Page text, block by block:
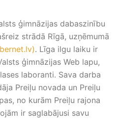
ģimnāzijas dabaszinību
strādā Rīgā, uzņēmumā
. Līga ilgu laiku ir
ģimnāzijas Web lapu,
laboranti. Sava darba
Preiļu novada un Preiļu
no kurām Preiļu rajona
ir saglabājusi savu